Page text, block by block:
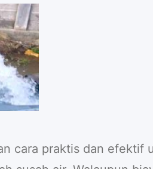
cara praktis dan efektif